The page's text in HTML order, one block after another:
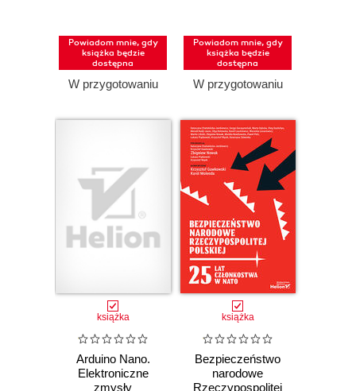
Powiadom mnie, gdy
książka będzie
dostępna
W przygotowaniu
Powiadom mnie, gdy
książka będzie
dostępna
W przygotowaniu
książka
Arduino Nano.
Elektroniczne
zmysły
książka
Bezpieczeństwo
narodowe
Rzeczypospolitej